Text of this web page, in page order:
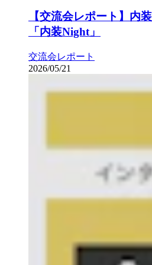
【交流会レポート】内
「内装Night」
交流会レポート
2026/05/21